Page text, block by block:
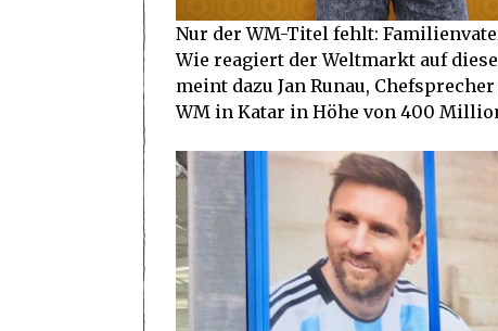
Nur der WM-Titel fehlt:
Wie reagiert der Weltmarkt auf
meint dazu Jan Runau,
WM in Katar in Höhe von 400